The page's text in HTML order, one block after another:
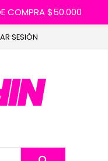
COMPRA $50.000
SESIÓN